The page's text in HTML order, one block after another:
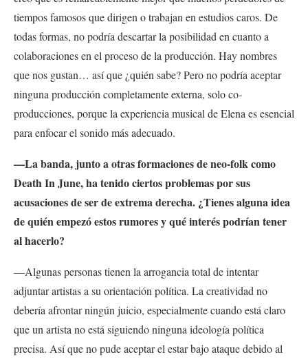
tiempos famosos que dirigen o trabajan en estudios caros. De
todas formas, no podría descartar la posibilidad en cuanto a
colaboraciones en el proceso de la producción. Hay nombres
que nos gustan… así que ¿quién sabe? Pero no podría aceptar
ninguna producción completamente externa, solo co-
producciones, porque la experiencia musical de Elena es esencial
para enfocar el sonido más adecuado.
—La banda, junto a otras formaciones de neo-folk como
Death In June, ha tenido ciertos problemas por sus
acusaciones de ser de extrema derecha. ¿Tienes alguna idea
de quién empezó estos rumores y qué interés podrían tener
al hacerlo?
—Algunas personas tienen la arrogancia total de intentar
adjuntar artistas a su orientación política. La creatividad no
debería afrontar ningún juicio, especialmente cuando está claro
que un artista no está siguiendo ninguna ideología política
precisa. Así que no pude aceptar el estar bajo ataque debido al